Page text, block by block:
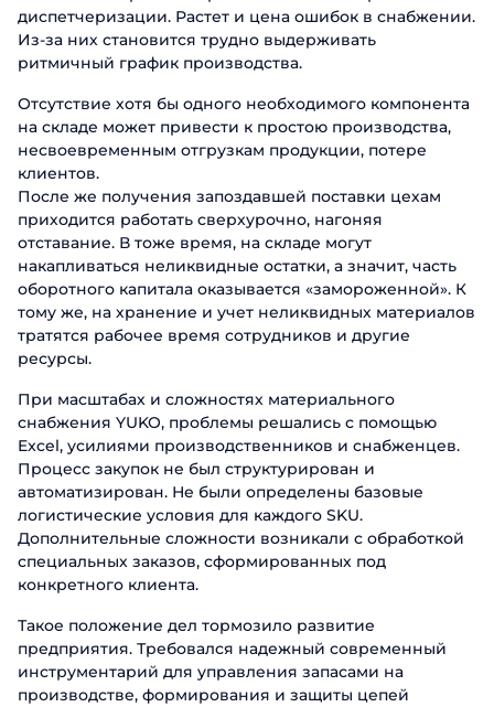
диспетчеризации. Растет и цена ошибок в снабжении.
Из-за них становится трудно выдерживать
ритмичный график производства.
Отсутствие хотя бы одного необходимого компонента
на складе может привести к простою производства,
несвоевременным отгрузкам продукции, потере
клиентов.
После же получения запоздавшей поставки цехам
приходится работать сверхурочно, нагоняя
отставание. В тоже время, на складе могут
накапливаться неликвидные остатки, а значит, часть
оборотного капитала оказывается «замороженной». К
тому же, на хранение и учет неликвидных материалов
тратятся рабочее время сотрудников и другие
ресурсы.
При масштабах и сложностях материального
снабжения YUKO, проблемы решались с помощью
Excel, усилиями производственников и снабженцев.
Процесс закупок не был структурирован и
автоматизирован. Не были определены базовые
логистические условия для каждого SKU.
Дополнительные сложности возникали с обработкой
специальных заказов, сформированных под
конкретного клиента.
Такое положение дел тормозило развитие
предприятия. Требовался надежный современный
инструментарий для управления запасами на
производстве, формирования и защиты цепей